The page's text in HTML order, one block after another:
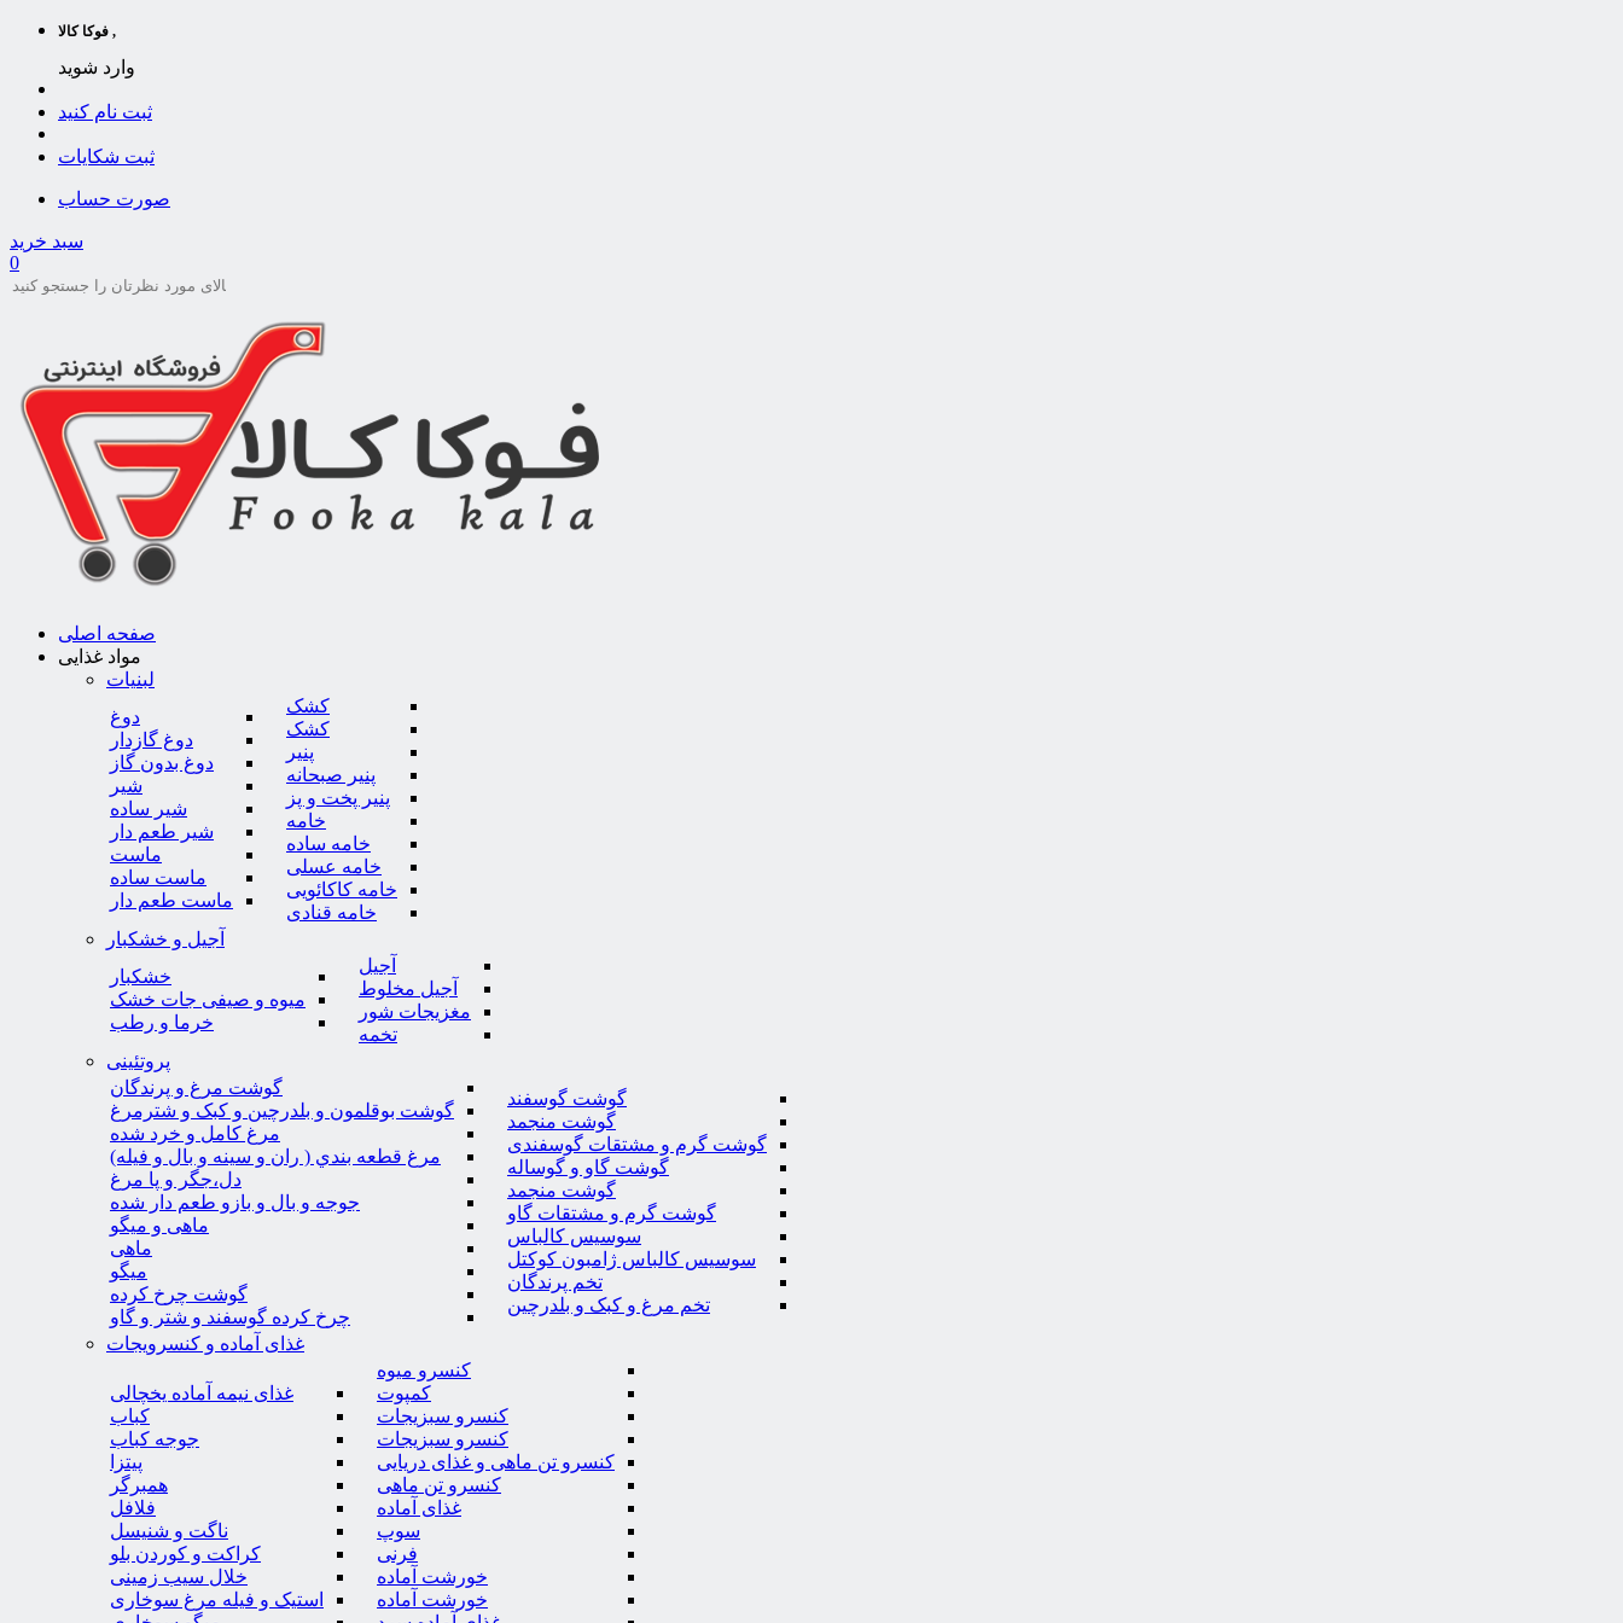
فوکا کالا ,
وارد شوید
ثبت نام کنید
ثبت شکایات
صورت حساب
سبد خرید
0
صفحه اصلی
مواد غذایی
لبنیات
کشک
کشک
پنیر
پنیر صبحانه
پنیر پخت و پز
خامه
خامه ساده
خامه عسلی
خامه کاکائویی
خامه قنادی
دوغ
دوغ گازدار
دوغ بدون گاز
شیر
شیر ساده
شیر طعم دار
ماست
ماست ساده
ماست طعم دار
آجیل و خشکبار
آجیل
آجیل مخلوط
مغزیجات شور
تخمه
خشکبار
میوه و صیفی جات خشک
خرما و رطب
پروتئینی
گوشت گوسفند
گوشت منجمد
گوشت گرم و مشتقات گوسفندی
گوشت گاو و گوساله
گوشت منجمد
گوشت گرم و مشتقات گاو
سوسیس کالباس
سوسیس کالباس ژامبون کوکتل
تخم پرندگان
تخم مرغ و کبک و بلدرچین
گوشت مرغ و پرندگان
گوشت بوقلمون و بلدرچین و کبک و شترمرغ
مرغ کامل و خرد شده
مرغ قطعه بندي ( ران و سينه و بال و فيله)
دل،جگر و پا مرغ
جوجه و بال و بازو طعم دار شده
ماهی و میگو
ماهی
میگو
گوشت چرخ کرده
چرخ کرده گوسفند و شتر و گاو
غذای آماده و کنسرویجات
کنسرو میوه
کمپوت
کنسرو سبزیجات
کنسرو سبزیجات
کنسرو تن ماهی و غذای دریایی
کنسرو تن ماهی
غذای آماده
سوپ
فرنی
خورشت آماده
خورشت آماده
غذای نیمه آماده یخچالی
کباب
جوجه کباب
پیتزا
همبرگر
فلافل
ناگت و شنیسل
کراکت و کوردن بلو
خلال سیب زمینی
استیک و فیله مرغ سوخاری